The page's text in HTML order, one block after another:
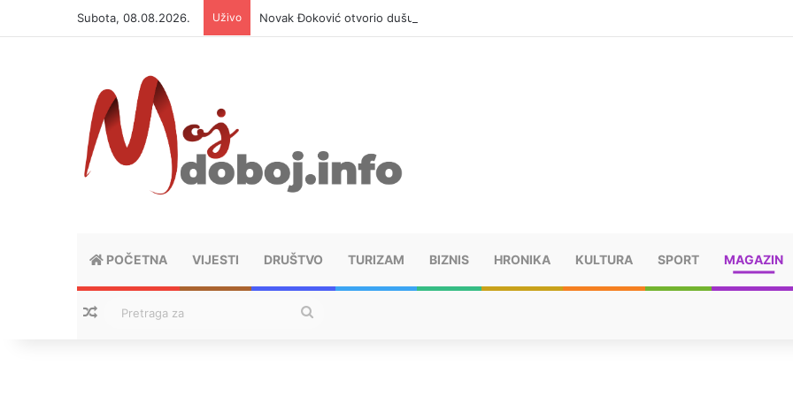
Subota, 08.08.2026. Uživo Novak Đoković otvorio dušu: “Taj poraz me uništio”
POČETNA VIJESTI DRUŠTVO TURIZAM BIZNIS HRONIKA KULTURA SPORT MAGAZIN
Nasumični tekstovi